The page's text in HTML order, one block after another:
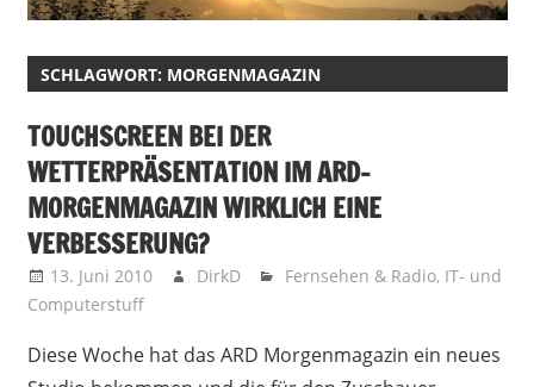
aufregt
mir
SCHLAGWORT: MORGENMAGAZIN
TOUCHSCREEN BEI DER
WETTERPRÄSENTATION IM ARD-
MORGENMAGAZIN WIRKLICH EINE
VERBESSERUNG?
13. Juni 2010 DirkD Fernsehen & Radio, IT- und
Computerstuff
Diese Woche hat das ARD Morgenmagazin ein neues